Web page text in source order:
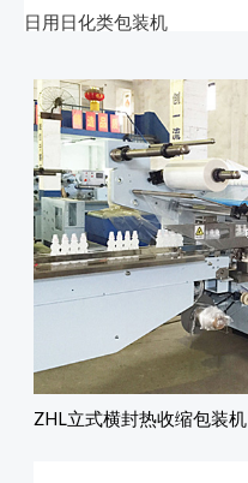
日用日化类包装机
ZHL立式横封热收缩包装机